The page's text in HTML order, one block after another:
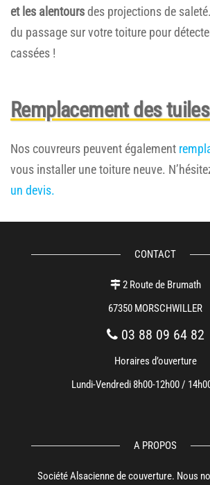
et les alentoursdes projections de
du passage sur votre toiture pour
cassées !
Remplacement des
Nos couvreurs peuvent également
vous installer une toiture neuve.
un devis.
CONTACT
2 Route de Brumath
67350 MORSCHWILLER
03 88 09 64 82
Horaires d’ouverture
Lundi-Vendredi 8h00-12h00 /
A PROPOS
Société Alsacienne de couverture. Nous